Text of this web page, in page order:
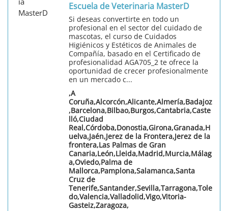
Escuela de Veterinaria MasterD
Si deseas convertirte en todo un
profesional en el sector del cuidado de
mascotas, el curso de Cuidados
Higiénicos y Estéticos de Animales de
Compañía, basado en el Certificado de
profesionalidad AGA705_2 te ofrece la
oportunidad de crecer profesionalmente
en un mercado c...
,A
Coruña,Alcorcón,Alicante,Almería,Badajoz
,Barcelona,Bilbao,Burgos,Cantabria,Caste
lló,Ciudad
Real,Córdoba,Donostia,Girona,Granada,H
uelva,Jaén,Jerez de la Frontera,Jerez de la
frontera,Las Palmas de Gran
Canaria,León,Lleida,Madrid,Murcia,Málag
a,Oviedo,Palma de
Mallorca,Pamplona,Salamanca,Santa
Cruz de
Tenerife,Santander,Sevilla,Tarragona,Tole
do,Valencia,Valladolid,Vigo,Vitoria-
Gasteiz,Zaragoza,